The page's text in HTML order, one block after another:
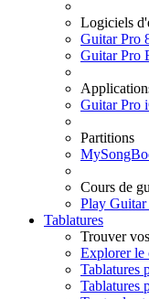
Logiciels
Guitar Pro
Guitar Pro
Guitar Pro
Partitions
Cours de
Play
Tablatures
Trouver
Explorer le
Tablatures
Tablatures